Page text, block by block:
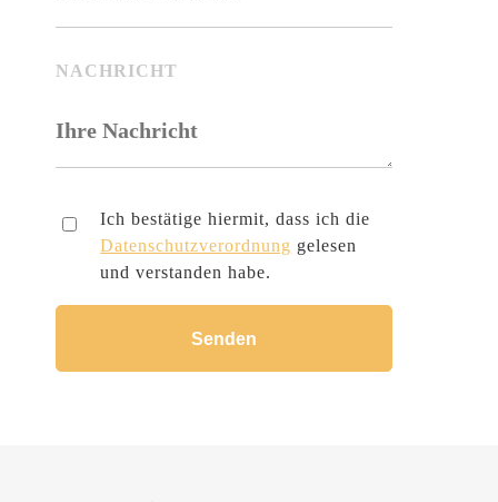
NACHRICHT
Ich bestätige hiermit, dass ich die
Datenschutzverordnung gelesen
und verstanden habe.